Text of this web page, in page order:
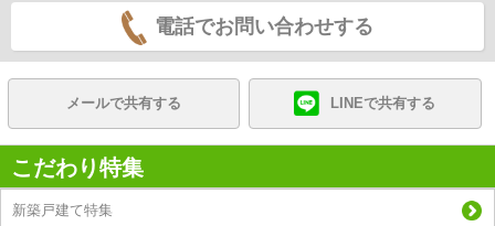
電話でお問い合わせする
メールで共有する LINEで共有する
こだわり特集
新築戸建て特集